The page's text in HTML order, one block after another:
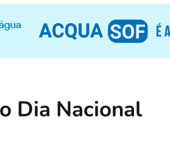
Dia Nacional